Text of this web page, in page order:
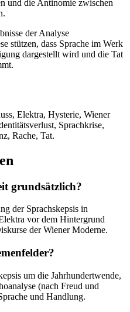
und die Antinomie zwischen
der Analyse
stützen, dass Sprache im Werk
dargestellt wird und die Tat
Elektra, Hysterie, Wiener
Sprachkrise,
Rache, Tat.
grundsätzlich?
der Sprachskepsis in
vor dem Hintergrund
der Wiener Moderne.
um die Jahrhundertwende,
(nach Freud und
und Handlung.